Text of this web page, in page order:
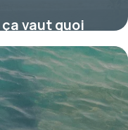
vaut quoi